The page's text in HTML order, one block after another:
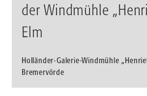
der Windmühle
Elm
Holländer-Galerie-Windmühle
Bremervörde